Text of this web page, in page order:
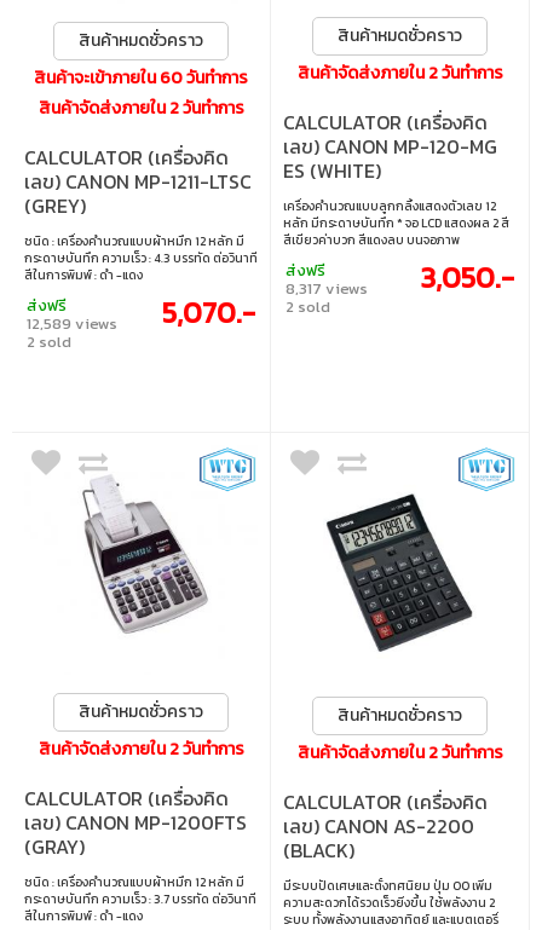
สินค้าหมดชั่วคราว
สินค้าจะเข้าภายใน 60 วันทำการ
สินค้าจัดส่งภายใน 2 วันทำการ
CALCULATOR (เครื่องคิด
เลข) CANON MP-1211-LTSC
(GREY)
ชนิด : เครื่องคำนวณแบบผ้าหมึก 12 หลัก มี
กระดาษบันทึก ความเร็ว : 4.3 บรรทัด ต่อวินาที
สีในการพิมพ์ : ดำ -แดง
ส่งฟรี
12,589 views
2 sold
5,070.-
สินค้าหมดชั่วคราว
สินค้าจัดส่งภายใน 2 วันทำการ
CALCULATOR (เครื่องคิด
เลข) CANON MP-120-MG
ES (WHITE)
เครื่องคำนวณแบบลูกกลิ้งแสดงตัวเลข 12
หลัก มีกระดาษบันทึก * จอ LCD แสดงผล 2 สี
สีเขียวค่าบวก สีแดงลบ บนจอภาพ
ส่งฟรี
8,317 views
2 sold
3,050.-
สินค้าหมดชั่วคราว
สินค้าจัดส่งภายใน 2 วันทำการ
CALCULATOR (เครื่องคิด
เลข) CANON MP-1200FTS
(GRAY)
ชนิด : เครื่องคำนวณแบบผ้าหมึก 12 หลัก มี
กระดาษบันทึก ความเร็ว : 3.7 บรรทัด ต่อวินาที
สีในการพิมพ์ : ดำ -แดง
สินค้าหมดชั่วคราว
สินค้าจัดส่งภายใน 2 วันทำการ
CALCULATOR (เครื่องคิด
เลข) CANON AS-2200
(BLACK)
มีระบบปัดเศษและตั้งทศนิยม ปุ่ม 00 เพิ่ม
ความสะดวกได้รวดเร็วยิ่งขึ้น ใช้พลังงาน 2
ระบบ ทั้งพลังงานแสงอาทิตย์ และแบตเตอรี่